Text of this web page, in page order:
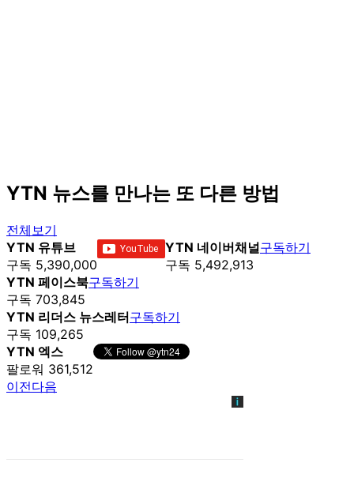
YTN 뉴스를 만나는 또 다른 방법
전체보기
YTN 유튜브
구독 5,390,000
YTN 네이버채널
구독 5,492,913
구독하기
YTN 페이스북
구독 703,845
구독하기
YTN 리더스 뉴스레터
구독 109,265
구독하기
YTN 엑스
팔로워 361,512
이전다음